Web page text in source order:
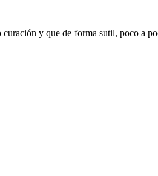
y que de forma sutil, poco a